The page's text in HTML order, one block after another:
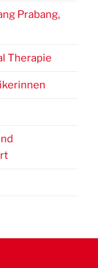
Prabang,
Therapie